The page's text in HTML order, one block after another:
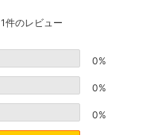
2
1件のレビュー
0%
0%
0%